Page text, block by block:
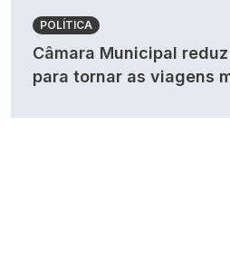
POLÍTICA
Câmara Municipal
para tornar as viagens